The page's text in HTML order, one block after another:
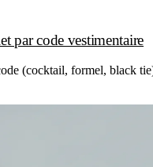
par code vestimentaire
(cocktail, formel, black